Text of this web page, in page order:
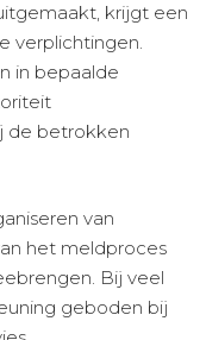
krijgt een
verplichtingen.
in bepaalde
de betrokken
van
het meldproces
Bij veel
geboden bij